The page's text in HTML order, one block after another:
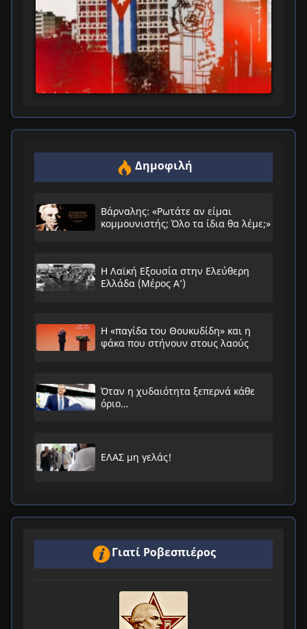
Δημοφιλή
Βάρναλης: «Ρωτάτε αν είμαι
κομμουνιστής; Όλο τα ίδια θα λέμε;»
Η Λαϊκή Εξουσία στην Ελεύθερη
Ελλάδα (Μέρος Α’)
Η «παγίδα του Θουκυδίδη» και η
φάκα που στήνουν στους λαούς
Όταν η χυδαιότητα ξεπερνά κάθε
όριο…
ΕΛΑΣ μη γελάς!
Γιατί Ροβεσπιέρος